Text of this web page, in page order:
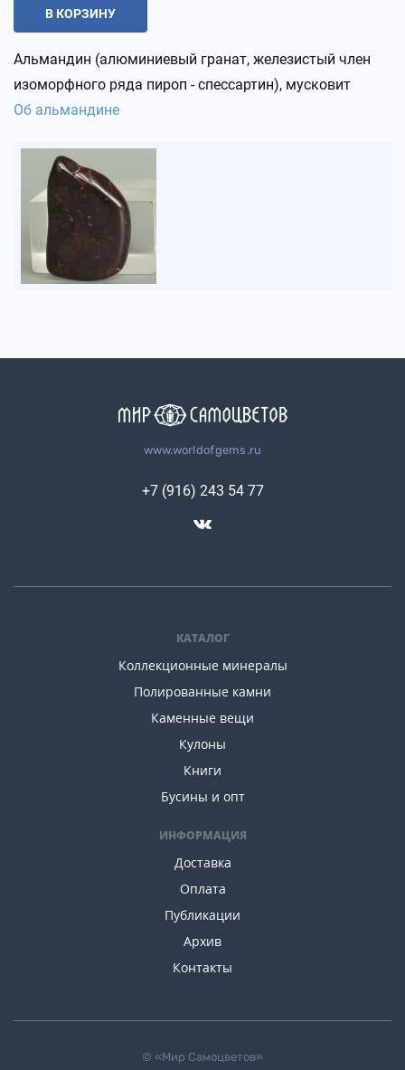
В КОРЗИНУ
Альмандин (алюминиевый гранат, железистый член
изоморфного ряда пироп - спессартин), мусковит
Об альмандине
www.worldofgems.ru
КАТАЛОГ
Коллекционные минералы
Полированные камни
Каменные вещи
Кулоны
Книги
Бусины и опт
ИНФОРМАЦИЯ
Доставка
Оплата
Публикации
Архив
Контакты
+7 (916) 243 54 77
© «Мир Самоцветов»